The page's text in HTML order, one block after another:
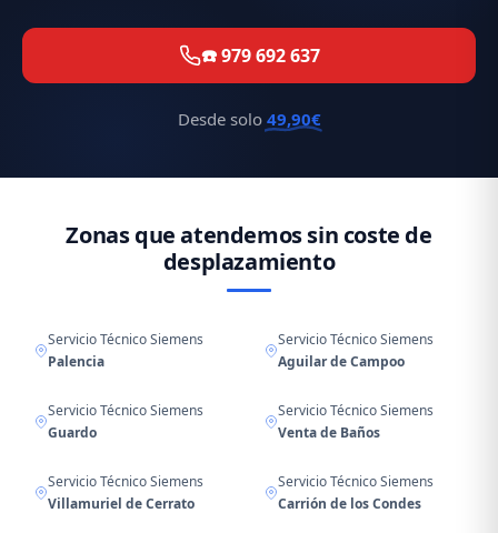
☎️ 979 692 637
Desde solo 49,90€
Zonas que atendemos sin coste de
desplazamiento
Servicio Técnico Siemens
Palencia
Servicio Técnico Siemens
Aguilar de Campoo
Servicio Técnico Siemens
Guardo
Servicio Técnico Siemens
Venta de Baños
Servicio Técnico Siemens
Villamuriel de Cerrato
Servicio Técnico Siemens
Carrión de los Condes